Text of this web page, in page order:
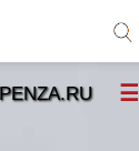
☰